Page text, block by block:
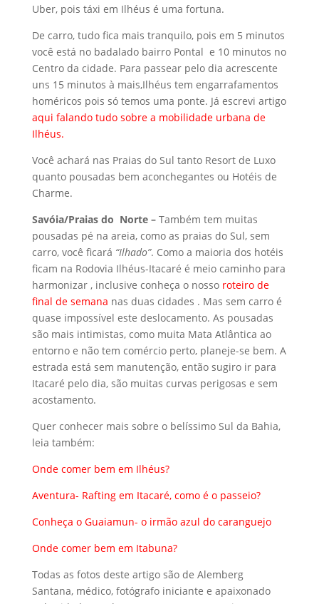
Uber, pois táxi em Ilhéus é uma fortuna.
De carro, tudo fica mais tranquilo, pois em 5 minutos
você está no badalado bairro Pontal e 10 minutos no
Centro da cidade. Para passear pelo dia acrescente
uns 15 minutos à mais,Ilhéus tem engarrafamentos
homéricos pois só temos uma ponte. Já escrevi artigo
aqui falando tudo sobre a mobilidade urbana de
Ilhéus.
Você achará nas Praias do Sul tanto Resort de Luxo
quanto pousadas bem aconchegantes ou Hotéis de
Charme.
Savóia/Praias do Norte – Também tem muitas
pousadas pé na areia, como as praias do Sul, sem
carro, você ficará “Ilhado”. Como a maioria dos hotéis
ficam na Rodovia Ilhéus-Itacaré é meio caminho para
harmonizar , inclusive conheça o nosso roteiro de
final de semana nas duas cidades . Mas sem carro é
quase impossível este deslocamento. As pousadas
são mais intimistas, como muita Mata Atlântica ao
entorno e não tem comércio perto, planeje-se bem. A
estrada está sem manutenção, então sugiro ir para
Itacaré pelo dia, são muitas curvas perigosas e sem
acostamento.
Quer conhecer mais sobre o belíssimo Sul da Bahia,
leia também:
Onde comer bem em Ilhéus?
Aventura- Rafting em Itacaré, como é o passeio?
Conheça o Guaiamun- o irmão azul do caranguejo
Onde comer bem em Itabuna?
Todas as fotos deste artigo são de Alemberg
Santana, médico, fotógrafo iniciante e apaixonado